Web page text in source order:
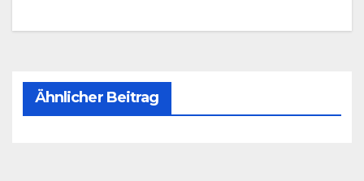
Ähnlicher Beitrag